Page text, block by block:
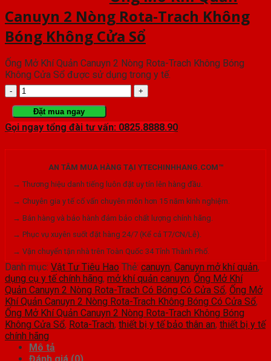
Canuyn 2 Nòng Rota-Trach Không
Bóng Không Cửa Sổ
Ống Mở Khí Quản Canuyn 2 Nòng Rota-Trach Không Bóng
Không Cửa Sổ được sử dụng trong y tế.
Ống
Khí
Quản
Canuyn
Nòng
Rota-
Trach
Không
Bóng
Không
Cửa
Sổ
Đặt mua ngay
Gọi ngay tổng đài tư vấn: 0825.8888.90
AN TÂM MUA HÀNG TẠI YTECHINHHANG.COM™
→ Thương hiệu danh tiếng luôn đặt uy tín lên hàng đầu.
→ Chuyên gia y tế cố vấn chuyên môn hơn 15 năm kinh nghiệm.
→ Bán hàng và bảo hành đảm bảo chất lượng chính hãng.
→ Phục vụ xuyên suốt đặt hàng 24/7 (Kể cả T7/CN/Lễ).
→ Vận chuyển tận nhà trên Toàn Quốc 34 Tỉnh Thành Phố.
Danh mục: Vật Tư Tiêu Hao Thẻ: canuyn, Canuyn mở khí quản,
dụng cụ y tế chính hãng, mở khí quản canuyn, Ống Mở Khí
Quản Canuyn 2 Nòng Rota-Trach Có Bóng Có Cửa Sổ, Ống Mở
Khí Quản Canuyn 2 Nòng Rota-Trach Không Bóng Có Cửa Sổ,
Ống Mở Khí Quản Canuyn 2 Nòng Rota-Trach Không Bóng
Không Cửa Sổ, Rota-Trach, thiết bị y tế bảo thân an, thiết bị y tế
chính hãng
Mô tả